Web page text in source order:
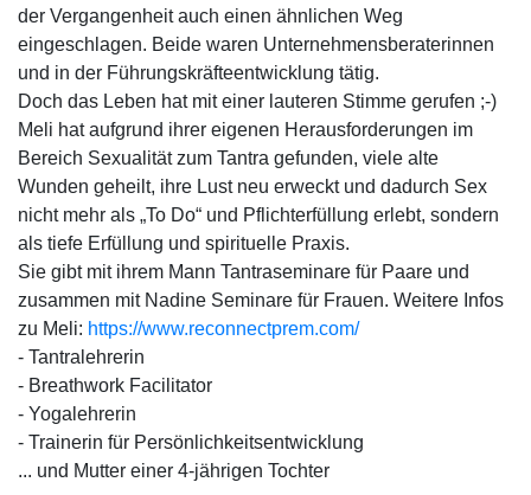
der Vergangenheit auch einen ähnlichen Weg
eingeschlagen. Beide waren Unternehmensberaterinnen
und in der Führungskräfteentwicklung tätig.
Doch das Leben hat mit einer lauteren Stimme gerufen ;-)
Meli hat aufgrund ihrer eigenen Herausforderungen im
Bereich Sexualität zum Tantra gefunden, viele alte
Wunden geheilt, ihre Lust neu erweckt und dadurch Sex
nicht mehr als „To Do“ und Pflichterfüllung erlebt, sondern
als tiefe Erfüllung und spirituelle Praxis.
Sie gibt mit ihrem Mann Tantraseminare für Paare und
zusammen mit Nadine Seminare für Frauen. Weitere Infos
zu Meli: https://www.reconnectprem.com/
- Tantralehrerin
- Breathwork Facilitator
- Yogalehrerin
- Trainerin für Persönlichkeitsentwicklung
... und Mutter einer 4-jährigen Tochter